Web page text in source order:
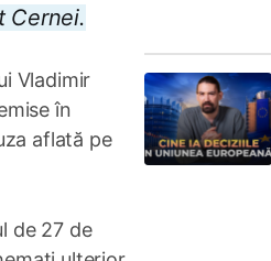
Cernei.
Vladimir
în
aflată pe
de 27 de